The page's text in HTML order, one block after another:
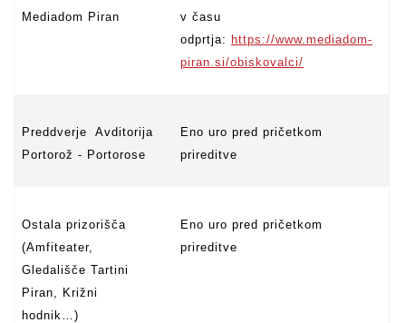
Mediadom Piran
v času
odprtja: https://www.mediadom-
piran.si/obiskovalci/
Preddverje Avditorija
Portorož - Portorose
Eno uro pred pričetkom
prireditve
Ostala prizorišča
(Amfiteater,
Gledališče Tartini
Piran, Križni
hodnik…)
Eno uro pred pričetkom
prireditve